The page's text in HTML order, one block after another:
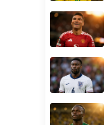
Bạt phủ xe ô tô
cao cấp, tráng
nhôm 03 lớp
392.000đ
325.000đ
Đã bán nhiều